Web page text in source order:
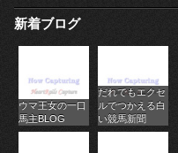
新着ブログ
ウマ王女の一口
馬主BLOG
だれでもエクセ
ルでつかえる白
い競馬新聞